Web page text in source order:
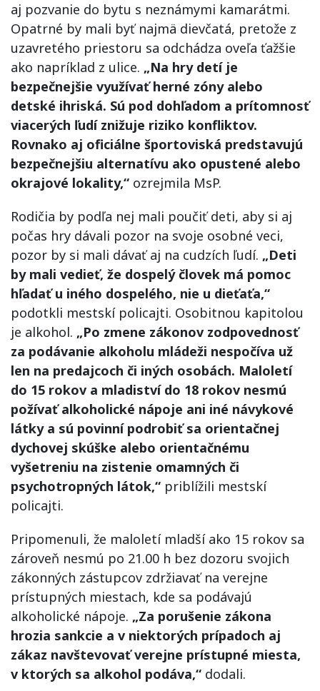
aj pozvanie do bytu s neznámymi kamarátmi.
Opatrné by mali byť najmä dievčatá, pretože z
uzavretého priestoru sa odchádza oveľa ťažšie
ako napríklad z ulice. „Na hry detí je
bezpečnejšie využívať herné zóny alebo
detské ihriská. Sú pod dohľadom a prítomnosť
viacerých ľudí znižuje riziko konfliktov.
Rovnako aj oficiálne športoviská predstavujú
bezpečnejšiu alternatívu ako opustené alebo
okrajové lokality,“ ozrejmila MsP.
Rodičia by podľa nej mali poučiť deti, aby si aj
počas hry dávali pozor na svoje osobné veci,
pozor by si mali dávať aj na cudzích ľudí. „Deti
by mali vedieť, že dospelý človek má pomoc
hľadať u iného dospelého, nie u dieťaťa,“
podotkli mestskí policajti. Osobitnou kapitolou
je alkohol. „Po zmene zákonov zodpovednosť
za podávanie alkoholu mládeži nespočíva už
len na predajcoch či iných osobách. Maloletí
do 15 rokov a mladiství do 18 rokov nesmú
požívať alkoholické nápoje ani iné návykové
látky a sú povinní podrobiť sa orientačnej
dychovej skúške alebo orientačnému
vyšetreniu na zistenie omamných či
psychotropných látok,“ priblížili mestskí
policajti.
Pripomenuli, že maloletí mladší ako 15 rokov sa
zároveň nesmú po 21.00 h bez dozoru svojich
zákonných zástupcov zdržiavať na verejne
prístupných miestach, kde sa podávajú
alkoholické nápoje. „Za porušenie zákona
hrozia sankcie a v niektorých prípadoch aj
zákaz navštevovať verejne prístupné miesta,
v ktorých sa alkohol podáva,“ dodali.